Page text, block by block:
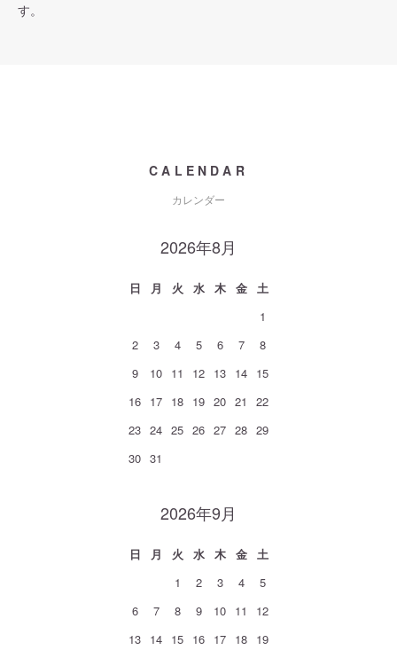
す。
CALENDAR
カレンダー
2026年8月
日 月 火 水 木 金
土
1
2
3 4 5 6 7
8
9
10 11 12 13 14 15
16 17 18 19 20 21
22
23 24 25 26 27 28 29
30 31
2026年9月
日 月 火 水 木 金
土
1
2 3 4
5
6
7 8 9 10 11
12
13 14 15 16 17 18 19